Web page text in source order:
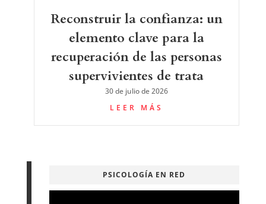
Reconstruir la confianza: un
elemento clave para la
recuperación de las personas
supervivientes de trata
30 de julio de 2026
LEER MÁS
PSICOLOGÍA EN RED